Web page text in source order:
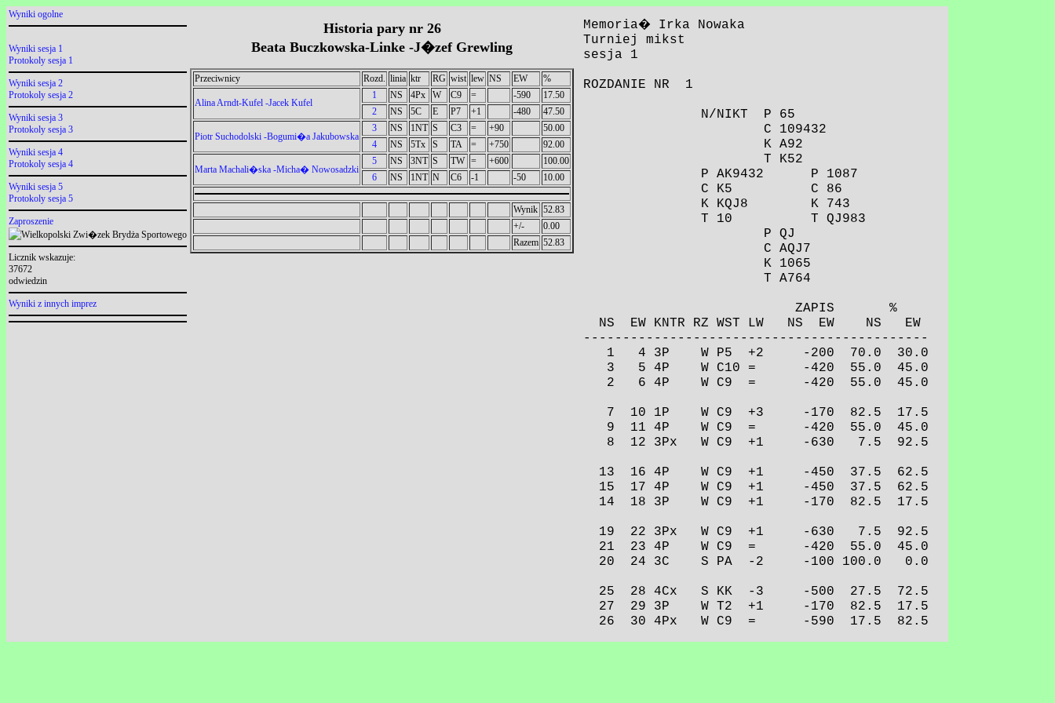
Wyniki ogolne
Wyniki sesja 1
Protokoly sesja 1
Wyniki sesja 2
Protokoly sesja 2
Wyniki sesja 3
Protokoly sesja 3
Wyniki sesja 4
Protokoly sesja 4
Wyniki sesja 5
Protokoly sesja 5
Zaproszenie
Licznik wskazuje:
37672
odwiedzin
Wyniki z innych imprez
Historia pary nr 26
Beata Buczkowska-Linke -J�zef Grewling
Przeciwnicy Rozd. linia ktr RG wist lew NS EW %
Alina Arndt-Kufel -Jacek Kufel
1 NS 4Px W C9 = -590
17.50
2
NS 5C E P7 +1 -480 47.50
Piotr Suchodolski -Bogumi�a Jakubowska
3 NS 1NT S C3 = +90
50.00
4
NS 5Tx S TA = +750 92.00
Marta Machali�ska -Micha� Nowosadzki
5 NS 3NT S TW = +600
100.00
6
NS 1NT N C6 -1 -50 10.00
Wynik 52.83
+/-
0.00
Razem 52.83